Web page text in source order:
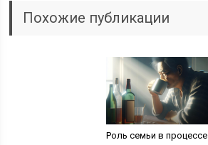
Похожие публикации
Роль семьи в процессе